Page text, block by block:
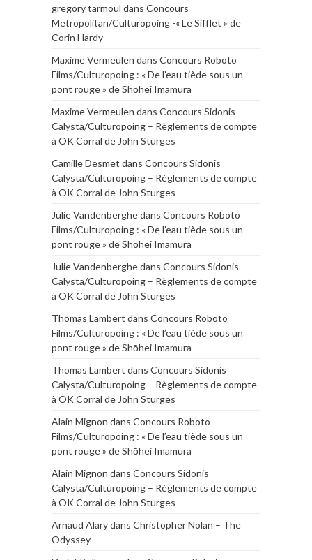
gregory tarmoul dans Concours
Metropolitan/Culturopoing -« Le Sifflet » de
Corin Hardy
Maxime Vermeulen dans Concours Roboto
Films/Culturopoing : « De l’eau tiède sous un
pont rouge » de Shōhei Imamura
Maxime Vermeulen dans Concours Sidonis
Calysta/Culturopoing – Règlements de compte
à OK Corral de John Sturges
Camille Desmet dans Concours Sidonis
Calysta/Culturopoing – Règlements de compte
à OK Corral de John Sturges
Julie Vandenberghedans Concours Roboto
Films/Culturopoing : « De l’eau tiède sous un
pont rouge » de Shōhei Imamura
Julie Vandenberghedans Concours Sidonis
Calysta/Culturopoing – Règlements de compte
à OK Corral de John Sturges
Thomas Lambert dans Concours Roboto
Films/Culturopoing : « De l’eau tiède sous un
pont rouge » de Shōhei Imamura
Thomas Lambert dans Concours Sidonis
Calysta/Culturopoing – Règlements de compte
à OK Corral de John Sturges
Alain Mignon dans Concours Roboto
Films/Culturopoing : « De l’eau tiède sous un
pont rouge » de Shōhei Imamura
Alain Mignon dans Concours Sidonis
Calysta/Culturopoing – Règlements de compte
à OK Corral de John Sturges
Arnaud Alarydans Christopher Nolan – The
Odyssey